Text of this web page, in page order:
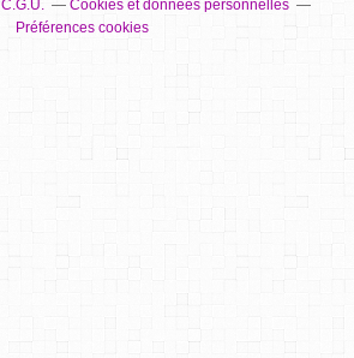
C.G.U.
Cookies et données personnelles
Préférences cookies